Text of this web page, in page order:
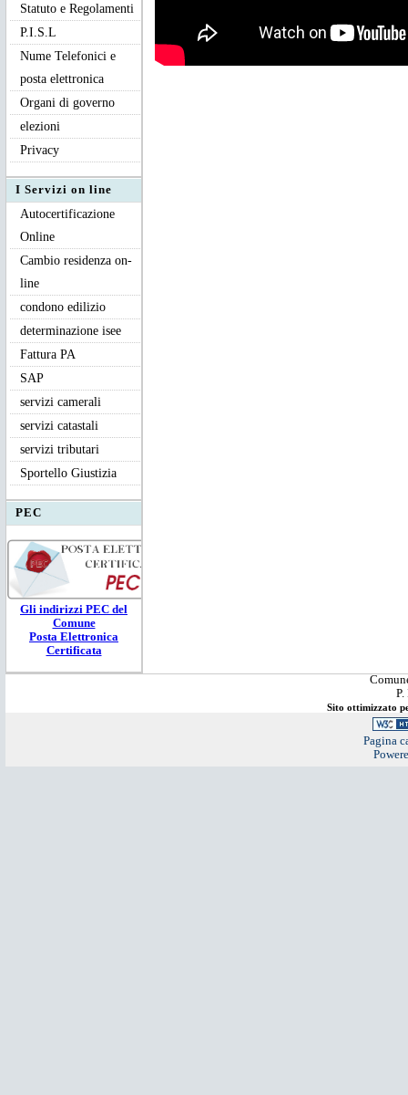
Statuto e Regolamenti
P.I.S.L
Nume Telefonici e
posta elettronica
Organi di governo
elezioni
Privacy
I Servizi on line
Autocertificazione
Online
Cambio residenza on-
line
condono edilizio
determinazione isee
Fattura PA
SAP
servizi camerali
servizi catastali
servizi tributari
Sportello Giustizia
PEC
Gli indirizzi PEC del
Comune
Posta Elettronica
Certificata
Sito ottimizzato
Pagina